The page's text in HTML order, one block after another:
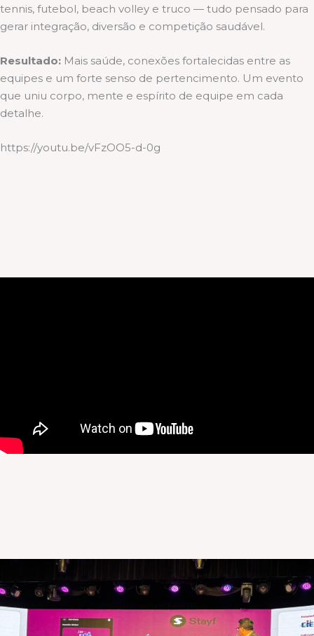
tennis, futebol, beach volley e truco — tudo pensado para
gerar integração, diversão e competição saudável.
Resultado: Mais saúde, conexões fortalecidas entre as
equipes e um forte senso de pertencimento. Um evento
que uniu corpo, mente e espírito de equipe em cada
detalhe.
https://youtu.be/vFzOO5-d-0g